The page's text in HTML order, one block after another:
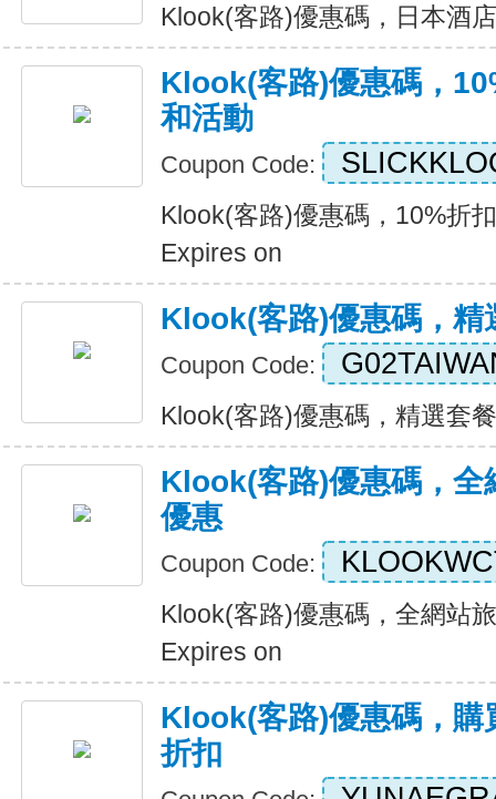
Klook(客路)優惠碼，日本酒
Klook(客路)優惠碼，
和活動
Coupon Code:
Klook(客路)優惠碼，10%折
Expires on
Klook(客路)優惠碼，精
Coupon Code:
Klook(客路)優惠碼，精選套
Klook(客路)優惠碼，全
優惠
Coupon Code:
Klook(客路)優惠碼，全網站
Expires on
Klook(客路)優惠碼，購
折扣